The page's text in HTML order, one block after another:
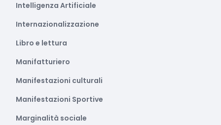
Intelligenza Artificiale
Internazionalizzazione
Libro e lettura
Manifatturiero
Manifestazioni culturali
Manifestazioni Sportive
Marginalità sociale